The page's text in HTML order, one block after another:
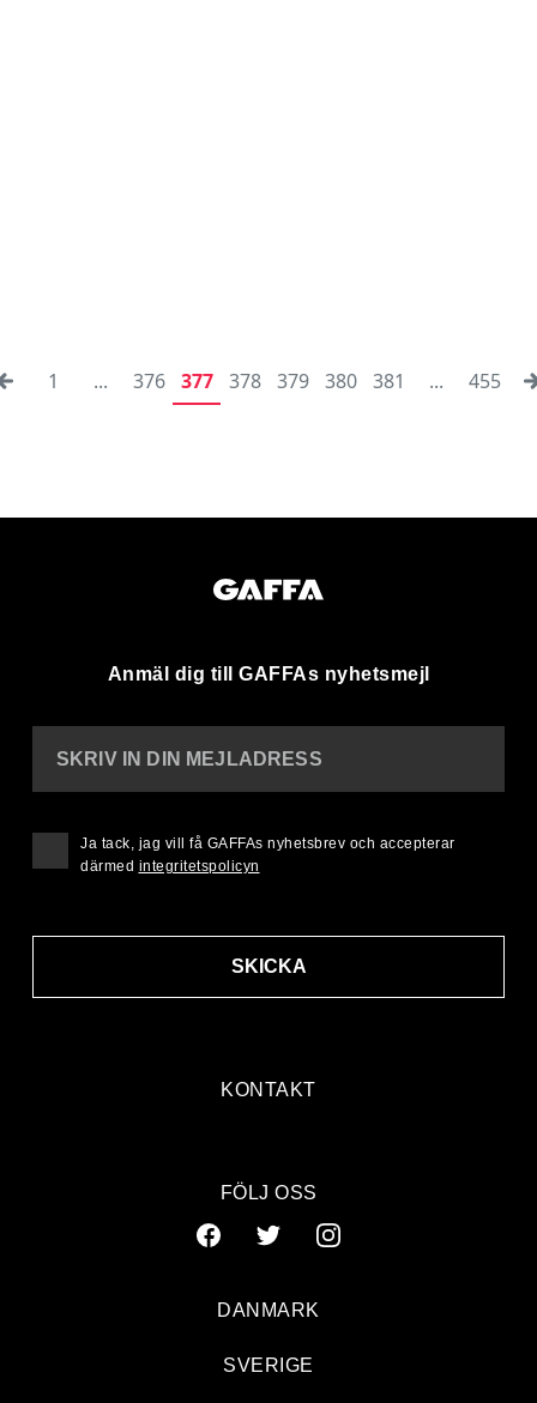
1 ... 376 377 378 379 380 381 ... 455
Anmäl dig till GAFFAs nyhetsmejl
KONTAKT
SKRIV IN DIN MEJLADRESS
SKICKA
Ja tack, jag vill få GAFFAs nyhetsbrev och accepterar
därmed integritetspolicyn
FÖLJ OSS
DANMARK
SVERIGE